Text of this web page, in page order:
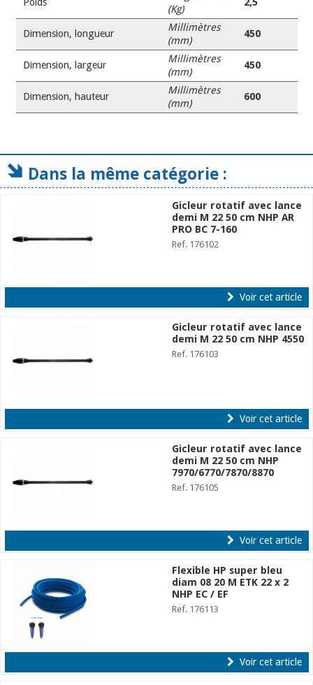
(Kg)
Dimension, longueur
Millimètres
(mm)
450
Dimension, largeur
Millimètres
(mm)
450
Dimension, hauteur
Millimètres
(mm)
600
Dans la même catégorie :
Gicleur rotatif avec lance
demi M 22 50 cm NHP AR
PRO BC 7-160
Ref. 176102
Voir cet article
Gicleur rotatif avec lance
demi M 22 50 cm NHP 4550
Ref. 176103
Voir cet article
Gicleur rotatif avec lance
demi M 22 50 cm NHP
7970/6770/7870/8870
Ref. 176105
Voir cet article
Flexible HP super bleu
diam 08 20 M ETK 22 x 2
NHP EC / EF
Ref. 176113
Voir cet article